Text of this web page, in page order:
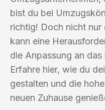
bist du bei
richtig! Doch nicht nur
kann eine
die Anpassung an
Erfahre hier, wie du
gestalten und die
neuen Zuhause